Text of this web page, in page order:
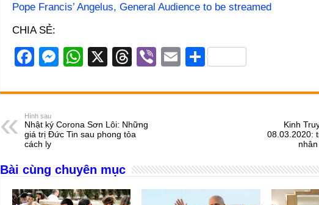
Pope Francis’ Angelus, General Audience to be streamed
CHIA SẺ:
F
c
e
b
o
o
k
M
ss
n
er
W
at
A
p
X T
e
d
Vi
er
E
ail
S
ar
Hình sau
Nhật ký Corona Sơn Lôi: Những
giá trị Đức Tin sau phong tỏa
cách ly
Kinh
08.03.2020:
Bài cùng chuyên mục